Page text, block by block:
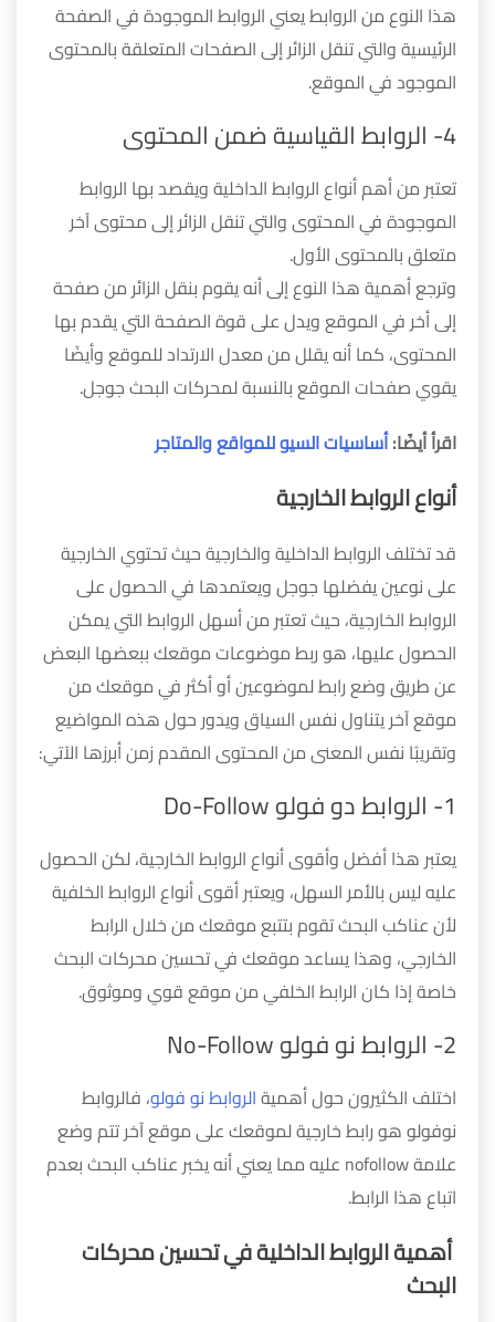
هذا النوع من الروابط يعني الروابط الموجودة في الصفحة
الرئيسية والتي تنقل الزائر إلى الصفحات المتعلقة بالمحتوى
الموجود في الموقع.
4- الروابط القياسية ضمن المحتوى
تعتبر من أهم أنواع الروابط الداخلية ويقصد بها الروابط
الموجودة في المحتوى والتي تنقل الزائر إلى محتوى آخر
متعلق بالمحتوى الأول.
وترجع أهمية هذا النوع إلى أنه يقوم بنقل الزائر من صفحة
إلى أخر في الموقع ويدل على قوة الصفحة التي يقدم بها
المحتوى، كما أنه يقلل من معدل الارتداد للموقع وأيضًا
يقوي صفحات الموقع بالنسبة لمحركات البحث جوجل.
اقرأ أيضًا:أساسيات السيو للمواقع والمتاجر
أنواع الروابط الخارجية
قد تختلف الروابط الداخلية والخارجية حيث تحتوي الخارجية
على نوعين يفضلها جوجل ويعتمدها في الحصول على
الروابط الخارجية، حيث تعتبر من أسهل الروابط التي يمكن
الحصول عليها، هو ربط موضوعات موقعك ببعضها البعض
عن طريق وضع رابط لموضوعين أو أكثر في موقعك من
موقع آخر يتناول نفس السياق ويدور حول هذه المواضيع
وتقريبًا نفس المعنى من المحتوى المقدم زمن أبرزها الآتي:
1- الروابط دو فولو Do-Follow
يعتبر هذا أفضل وأقوى أنواع الروابط الخارجية، لكن الحصول
عليه ليس بالأمر السهل، ويعتبر أقوى أنواع الروابط الخلفية
لأن عناكب البحث تقوم بتتبع موقعك من خلال الرابط
الخارجي، وهذا يساعد موقعك في تحسين محركات البحث
خاصة إذا كان الرابط الخلفي من موقع قوي وموثوق.
2- الروابط نو فولو No-Follow
اختلف الكثيرون حول أهميةالروابط نو فولو، فالروابط
نوفولو هو رابط خارجية لموقعك على موقع آخر تتم وضع
علامة nofollow عليه مما يعني أنه يخبر عناكب البحث بعدم
اتباع هذا الرابط.
أهمية الروابط الداخلية في تحسين محركات
البحث